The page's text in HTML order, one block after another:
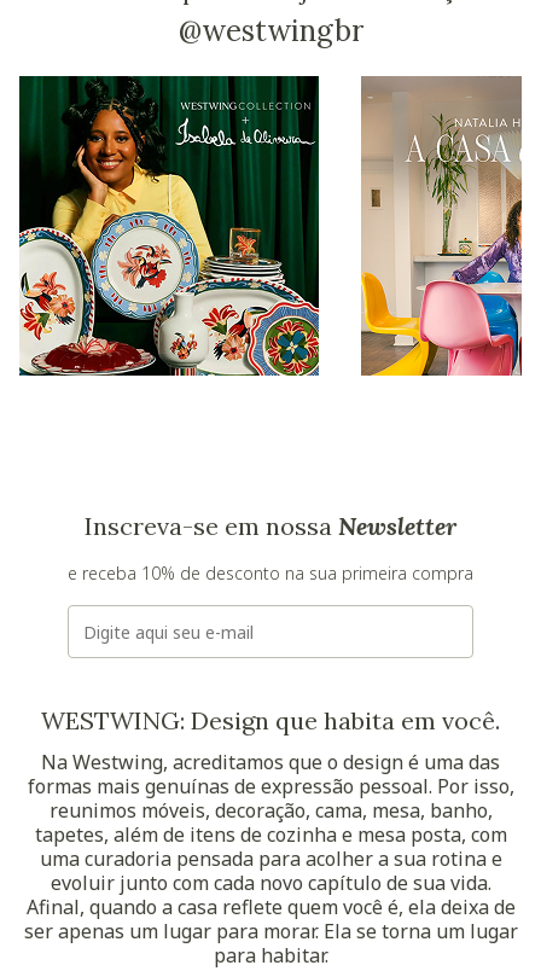
@westwingbr
Inscreva-se em nossa Newsletter
e receba 10% de desconto na sua primeira compra
E-mail
WESTWING: Design que habita em você.
Na Westwing, acreditamos que o design é uma das
formas mais genuínas de expressão pessoal. Por isso,
reunimos móveis, decoração, cama, mesa, banho,
tapetes, além de itens de cozinha e mesa posta, com
uma curadoria pensada para acolher a sua rotina e
evoluir junto com cada novo capítulo de sua vida.
Afinal, quando a casa reflete quem você é, ela deixa de
ser apenas um lugar para morar. Ela se torna um lugar
para habitar.